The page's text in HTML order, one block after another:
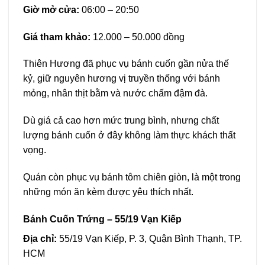
Giờ mở cửa: 06:00 – 20:50
Giá tham khảo: 12.000 – 50.000 đồng
Thiên Hương đã phục vụ bánh cuốn gần nửa thế
kỷ, giữ nguyên hương vị truyền thống với bánh
mỏng, nhân thịt bằm và nước chấm đậm đà.
Dù giá cả cao hơn mức trung bình, nhưng chất
lượng bánh cuốn ở đây không làm thực khách thất
vọng.
Quán còn phục vụ bánh tôm chiên giòn, là một trong
những món ăn kèm được yêu thích nhất.
Bánh Cuốn Trứng – 55/19 Vạn Kiếp
Địa chỉ: 55/19 Vạn Kiếp, P. 3, Quận Bình Thạnh, TP.
HCM